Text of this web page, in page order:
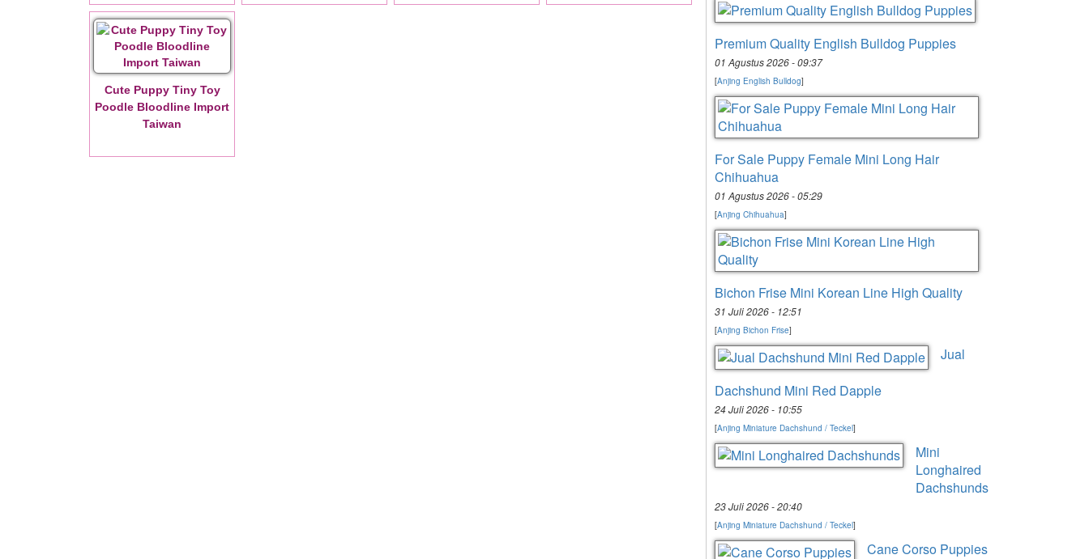
Cute Puppy Tiny Toy
Poodle Bloodline Import
Taiwan
Premium Quality English Bulldog Puppies
01 Agustus 2026 - 09:37
[Anjing English Bulldog]
For Sale Puppy Female Mini Long Hair
Chihuahua
01 Agustus 2026 - 05:29
[Anjing Chihuahua]
Bichon Frise Mini Korean Line High Quality
31 Juli 2026 - 12:51
[Anjing Bichon Frise]
Jual
Dachshund Mini Red Dapple
24 Juli 2026 - 10:55
[Anjing Miniature Dachshund / Teckel]
Mini
Longhaired
Dachshunds
23 Juli 2026 - 20:40
[Anjing Miniature Dachshund / Teckel]
Cane Corso Puppies